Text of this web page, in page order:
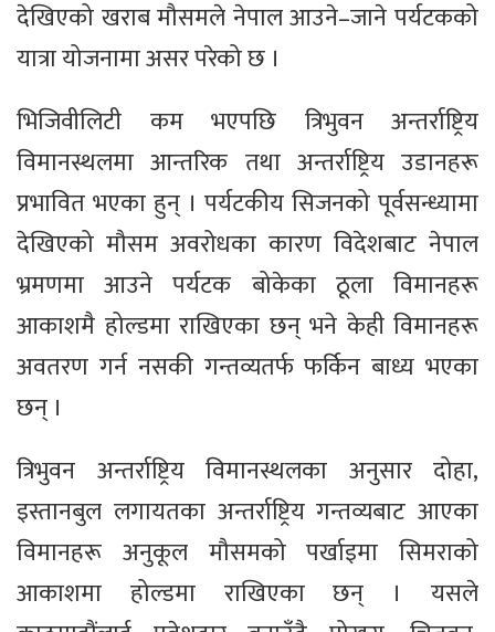
देखिएको खराब मौसमले नेपाल आउने–जाने पर्यटकको
यात्रा योजनामा असर परेको छ ।
भिजिवीलिटी कम भएपछि त्रिभुवन अन्तर्राष्ट्रिय
विमानस्थलमा आन्तरिक तथा अन्तर्राष्ट्रिय उडानहरू
प्रभावित भएका हुन् । पर्यटकीय सिजनको पूर्वसन्ध्यामा
देखिएको मौसम अवरोधका कारण विदेशबाट नेपाल
भ्रमणमा आउने पर्यटक बोकेका ठूला विमानहरू
आकाशमै होल्डमा राखिएका छन् भने केही विमानहरू
अवतरण गर्न नसकी गन्तव्यतर्फ फर्किन बाध्य भएका
छन् ।
त्रिभुवन अन्तर्राष्ट्रिय विमानस्थलका अनुसार दोहा,
इस्तानबुल लगायतका अन्तर्राष्ट्रिय गन्तव्यबाट आएका
विमानहरू अनुकूल मौसमको पर्खाइमा सिमराको
आकाशमा होल्डमा राखिएका छन् । यसले